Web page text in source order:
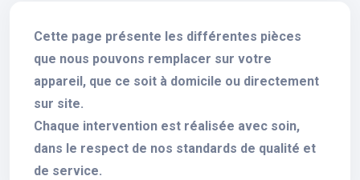
Cette page présente les différentes pièces
que nous pouvons remplacer sur votre
appareil, que ce soit à domicile ou directement
sur site.
Chaque intervention est réalisée avec soin,
dans le respect de nos standards de qualité et
de service.